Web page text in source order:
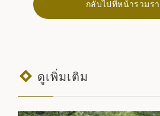
กลับไปที่หน้ารวมร
ดูเพิ่มเติม